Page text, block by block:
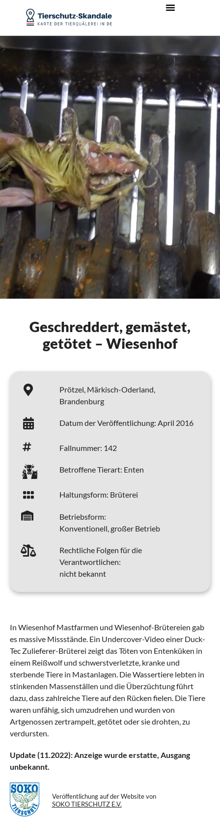
Geschreddert, gemästet,
getötet – Wiesenhof
Prötzel, Märkisch-Oderland,
Brandenburg
Datum der Veröffentlichung: April 2016
Fallnummer: 142
Betroffene Tierart: Enten
Haltungsform: Brüterei
Betriebsform:
Konventionell, großer Betrieb
Rechtliche Folgen für die
Verantwortlichen:
nicht bekannt
In Wiesenhof Mastfarmen und Wiesenhof-Brütereien gab
es massive Missstände. Ein Undercover-Video einer Duck-
Tec Zulieferer-Brüterei zeigt das Töten von Entenküken in
einem Reißwolf und schwerstverletzte, kranke und
sterbende Tiere in Mastanlagen. Die Wassertiere lebten in
stinkenden Massenställen und die Überzüchtung führt
dazu, dass zahlreiche Tiere auf den Rücken fielen. Die Tiere
waren unfähig, sich umzudrehen und wurden von
Artgenossen zertrampelt, getötet oder sie drohten, zu
verdursten.
Update (11.2022): Anzeige wurde erstatte, Ausgang
unbekannt.
Veröffentlichung auf der Website von
SOKO TIERSCHUTZ E.V.